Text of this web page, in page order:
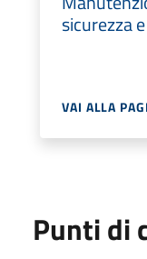
sicurezza
VAI ALLA
Punti di